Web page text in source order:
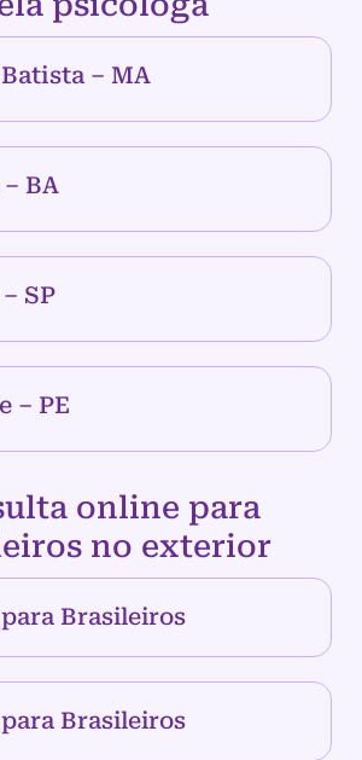
– MA
BA
SP
– PE
online para
no exterior
Brasileiros
Brasileiros